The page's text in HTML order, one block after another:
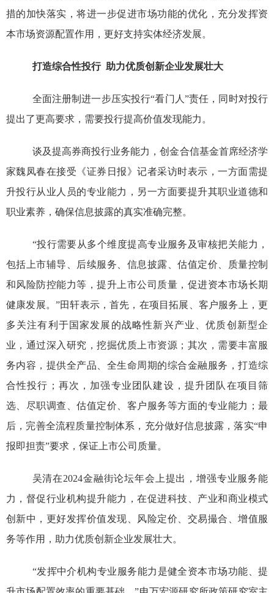
措的加快落实，将进一步促进市场功能的优化，充分发挥资
本市场资源配置作用，更好支持实体经济发展。
打造综合性投行 助力优质创新企业发展壮大
全面注册制进一步压实投行“看门人”责任，同时对投行
提出了更高要求，需要投行提高价值发现能力。
谈及提高券商投行业务能力，创金合信基金首席经济学
家魏凤春在接受《证券日报》记者采访时表示，一方面需提
升投行从业人员的专业能力，另一方面要提升其职业道德和
职业素养，确保信息披露的真实准确完整。
“投行需要从多个维度提高专业服务及审核把关能力，
包括上市辅导、后续服务、信息披露、估值定价、质量控制
和风险防控能力等，提升上市公司质量，促进资本市场长期
健康发展。”田轩表示，首先，在项目拓展、客户服务上，更
多关注有利于国家发展的战略性新兴产业、优质创新型企
业，通过深入研究，挖掘优质上市资源；其次，需要丰富服
务内容，提供全产品、全生命周期的综合金融服务，打造综
合性投行；再次，加强专业团队建设，提升团队在项目筛
选、尽职调查、估值定价、客户服务等方面的专业能力；最
后，完善全流程质量控制体系，充分做好信息披露，落实“申
报即担责”要求，保证上市公司质量。
吴清在2024金融街论坛年会上提出，增强专业服务能
力，督促行业机构提升能力，在促进科技、产业和商业模式
创新中，更好发挥价值发现、风险定价、交易撮合、增值服
务等作用，助力优质创新企业发展壮大。
“发挥中介机构专业服务能力是健全资本市场功能、提